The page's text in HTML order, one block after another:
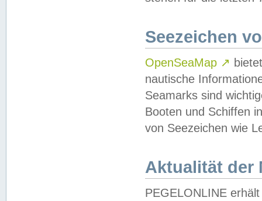
Seezeichen
OpenSeaMap ↗
nautische
Seamarks sind
Booten und Schiffen
von Seezeichen wie
Aktualität der
PEGELONLINE